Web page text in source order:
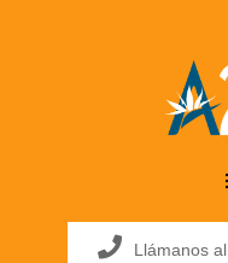
Llámanos al